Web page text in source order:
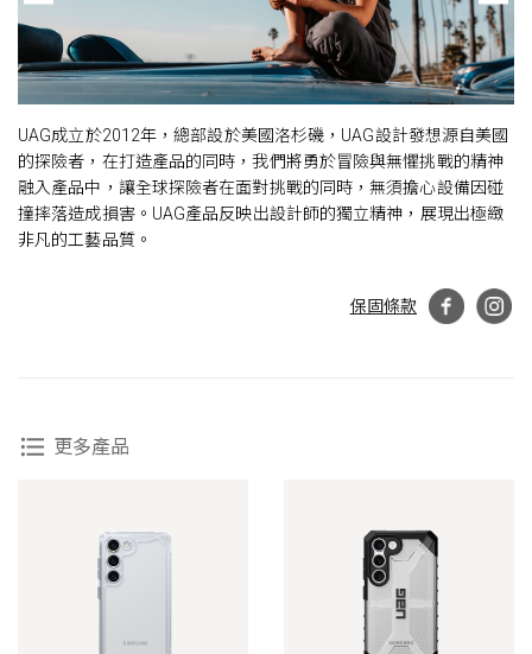
UAG成立於2012年，總部設於美國洛杉磯，UAG設計發想源自美國
的探險者，在打造產品的同時，我們將勇於冒險與無懼挑戰的精神
融入產品中，讓全球探險者在面對挑戰的同時，無須擔心設備因碰
撞摔落造成損害。UAG產品反映出設計師的獨立精神，展現出極緻
非凡的工藝品質。
保固條款
更多產品